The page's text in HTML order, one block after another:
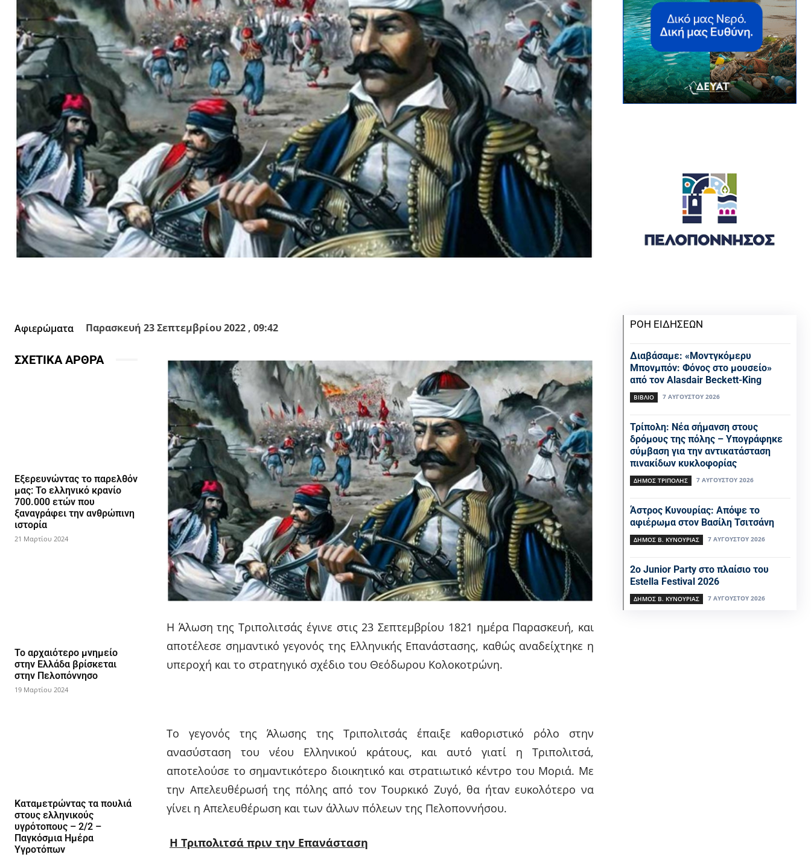
Αφιερώματα Παρασκευή 23 Σεπτεμβρίου 2022 , 09:42
ΣΧΕΤΙΚΑ ΑΡΘΡΑ
Εξερευνώντας το παρελθόν
μας: Το ελληνικό κρανίο
700.000 ετών που
ξαναγράφει την ανθρώπινη
ιστορία
21 Μαρτίου 2024
Το αρχαιότερο μνημείο
στην Ελλάδα βρίσκεται
στην Πελοπόννησο
19 Μαρτίου 2024
Καταμετρώντας τα πουλιά
στους ελληνικούς
υγρότοπους – 2/2 –
Παγκόσμια Ημέρα
Υγροτόπων
Η Άλωση της Τριπολιτσάς έγινε στις 23 Σεπτεμβρίου 1821 ημέρα Παρασκευή, και
αποτέλεσε σημαντικό γεγονός της Ελληνικής Επανάστασης, καθώς αναδείχτηκε η
υπεροχή και το στρατηγικό σχέδιο του Θεόδωρου Κολοκοτρώνη.
Το γεγονός της Άλωσης της Τριπολιτσάς έπαιξε καθοριστικό ρόλο στην
ανασύσταση του νέου Ελληνικού κράτους, και αυτό γιατί η Τριπολιτσά,
αποτελούσε το σημαντικότερο διοικητικό και στρατιωτικό κέντρο του Μοριά. Με
την Απελευθέρωσή της πόλης από τον Τουρκικό Ζυγό, θα ήταν ευκολότερο να
γίνει η Απελευθέρωση και των άλλων πόλεων της Πελοποννήσου.
Η Τριπολιτσά πριν την Επανάσταση
ΡΟΗ ΕΙΔΗΣΕΩΝ
Διαβάσαμε: «Μοντγκόμερυ
Μπονμπόν: Φόνος στο μουσείο»
από τον Alasdair Beckett-King
ΒΙΒΛΊΟ 7 ΑΥΓΟΎΣΤΟΥ 2026
Τρίπολη: Νέα σήμανση στους
δρόμους της πόλης – Υπογράφηκε
σύμβαση για την αντικατάσταση
πινακίδων κυκλοφορίας
ΔΉΜΟΣ ΤΡΊΠΟΛΗΣ 7 ΑΥΓΟΎΣΤΟΥ 2026
Άστρος Κυνουρίας: Απόψε το
αφιέρωμα στον Βασίλη Τσιτσάνη
ΔΉΜΟΣ Β. ΚΥΝΟΥΡΊΑΣ 7 ΑΥΓΟΎΣΤΟΥ 2026
2ο Junior Party στο πλαίσιο του
Estella Festival 2026
ΔΉΜΟΣ Β. ΚΥΝΟΥΡΊΑΣ 7 ΑΥΓΟΎΣΤΟΥ 2026